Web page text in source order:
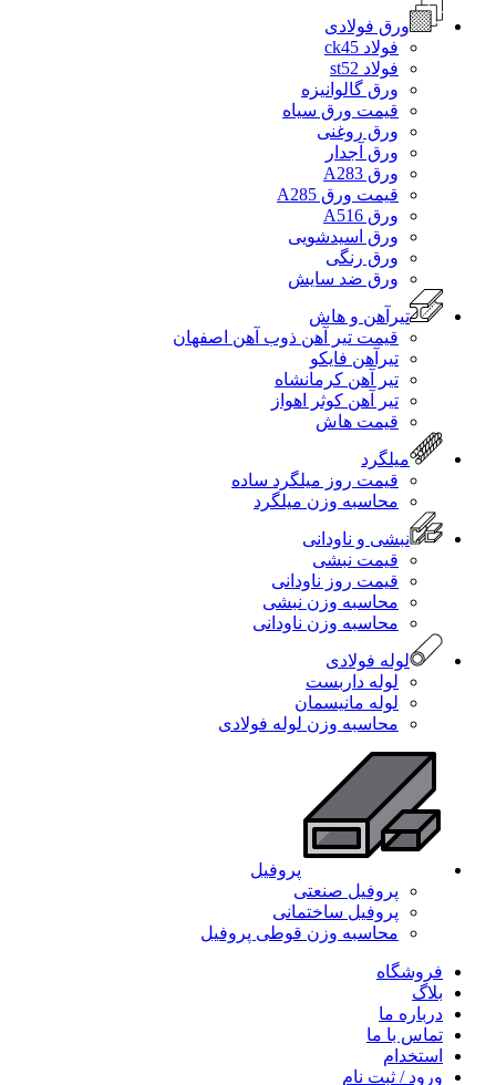
ورق فولادی
فولاد ck45
فولاد st52
ورق گالوانیزه
قیمت ورق سیاه
ورق روغنی
ورق آجدار
ورق A283
قیمت ورق A285
ورق A516
ورق اسیدشویی
ورق رنگی
ورق ضد سایش
تیرآهن و هاش
قیمت تیر آهن ذوب آهن اصفهان
تیرآهن فایکو
تیر آهن کرمانشاه
تیر آهن کوثر اهواز
قیمت هاش
میلگرد
قیمت روز میلگرد ساده
محاسبه وزن میلگرد
نبشی و ناودانی
قیمت نبشی
قیمت روز ناودانی
محاسبه وزن نبشی
محاسبه وزن ناودانی
لوله فولادی
لوله داربست
لوله مانیسمان
محاسبه وزن لوله فولادی
پروفیل
پروفیل صنعتی
پروفیل ساختمانی
محاسبه وزن قوطی پروفیل
فروشگاه
بلاگ
درباره ما
تماس با ما
استخدام
ورود / ثبت نام